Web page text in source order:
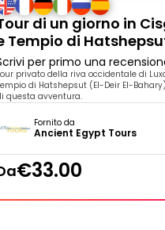
di un giorno in
Tempio di
per primo una
privato della riva occidentale di
di Hatshepsut (El-Deir El-
questa avventura.
Fornito da
Ancient Egypt Tours
€33.00